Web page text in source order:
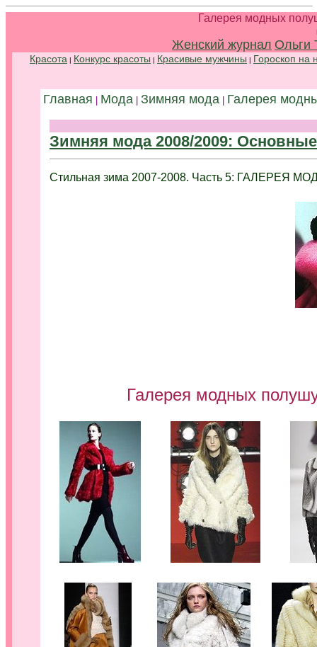
Галерея модных
Женский журнал Ольги
Красота | Конкурс красоты | Красивые мужчины | Гороскоп на
Главная Мода Зимняя мода Галерея
Зимняя мода 2008/2009:
Стильная зима 2007-2008. Часть 5: ГАЛЕРЕЯ
Галерея модных